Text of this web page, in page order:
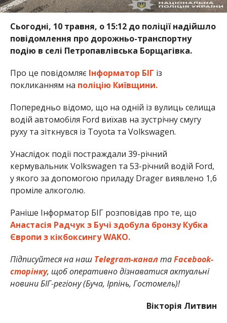
Сьогодні, 10 травня, о 15:12 до поліції надійшло
повідомлення про дорожньо-транспортну
подію в селі Петропавлівська Борщагівка.
Про це повідомляє Інформатор БІГ із
покликанням на поліцію Київщини.
Попередньо відомо, що на одній із вулиць селища
водій автомобіля Ford виїхав на зустрічну смугу
руху та зіткнувся із Toyota та Volkswagen.
Унаслідок події постраждали 39-річний
кермувальник Volkswagen та 53-річний водій Ford,
у якого за допомогою приладу Drager виявлено 1,6
проміле алкоголю.
Раніше Інформатор БІГ розповідав про те, що
Анастасія Радчук з Бучі здобула бронзу Кубка
Європи з кікбоксингу WAKO.
Підписуйтеся на наш Telegram-каналтаFacebook-
сторінку, щоб оперативно дізнаватися актуальні
новини БІГ-регіону (Буча, Ірпінь, Гостомель)!
Вікторія Литвин